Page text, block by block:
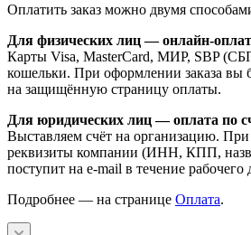
Оплатить заказ можно двумя
Для физических лиц — онлайн-
Карты Visa, MasterCard, МИР, SBP
кошельки. При оформлении заказа вы
на защищённую страницу оплаты.
Для юридических лиц — оплата по
Выставляем счёт на организацию.
реквизиты компании (ИНН, КПП,
поступит на e-mail в течение рабочего
Подробнее — на странице Оплата.